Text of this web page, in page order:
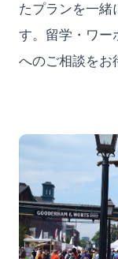
たプランを一緒
す。留学・ワー
へのご相談をお